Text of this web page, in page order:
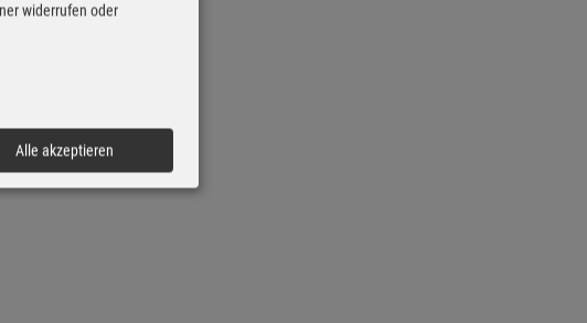
widerrufen oder
Alle akzeptieren